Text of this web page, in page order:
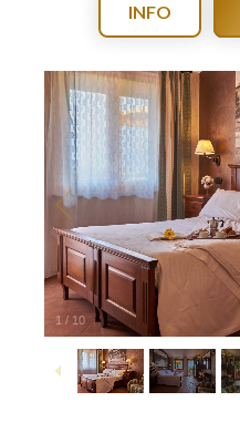
INFO
1 / 10